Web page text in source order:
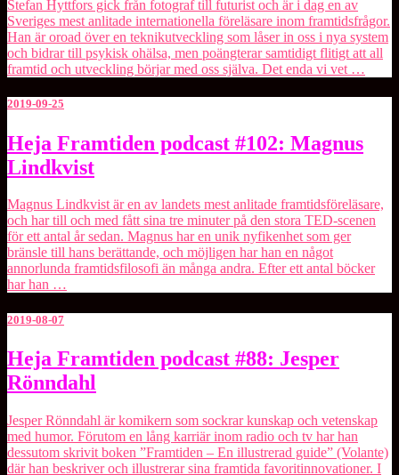
Hyttfors
Stefan Hyttfors gick från fotograf till futurist och är i dag en av
Sveriges mest anlitade internationella föreläsare inom framtidsfrågor.
Han är oroad över en teknikutveckling som låser in oss i nya system
och bidrar till psykisk ohälsa, men poängterar samtidigt flitigt att all
framtid och utveckling börjar med oss själva. Det enda vi vet …
2019-09-25
Heja
Framtiden
podcast
Magnus
Lindkvist
Heja Framtiden podcast #102: Magnus
Lindkvist
Magnus Lindkvist är en av landets mest anlitade framtidsföreläsare,
och har till och med fått sina tre minuter på den stora TED-scenen
för ett antal år sedan. Magnus har en unik nyfikenhet som ger
bränsle till hans berättande, och möjligen har han en något
annorlunda framtidsfilosofi än många andra. Efter ett antal böcker
har han …
2019-08-07
Heja
Framtiden
podcast
Jesper
Rönndahl
Heja Framtiden podcast #88: Jesper
Rönndahl
Jesper Rönndahl är komikern som sockrar kunskap och vetenskap
med humor. Förutom en lång karriär inom radio och tv har han
dessutom skrivit boken ”Framtiden – En illustrerad guide” (Volante)
där han beskriver och illustrerar sina framtida favoritinnovationer. I